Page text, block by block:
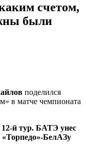
счетом,
были
поделился
в матче чемпионата
й тур. БАТЭ унес
БелАЗу